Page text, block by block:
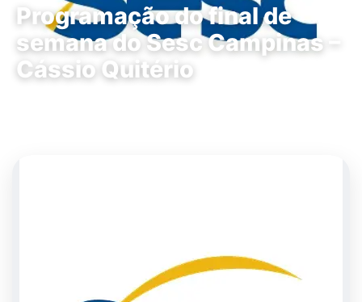
Programação do final de
semana do Sesc Campinas –
Cássio Quitério